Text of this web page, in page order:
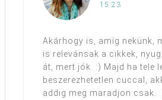
15:23
Akárhogy is, amíg nekünk,
is relevánsak a cikkek,
át, mert jók. :) Majd ha tele
beszerezhetetlen cuccal,
addig meg maradjon csak.